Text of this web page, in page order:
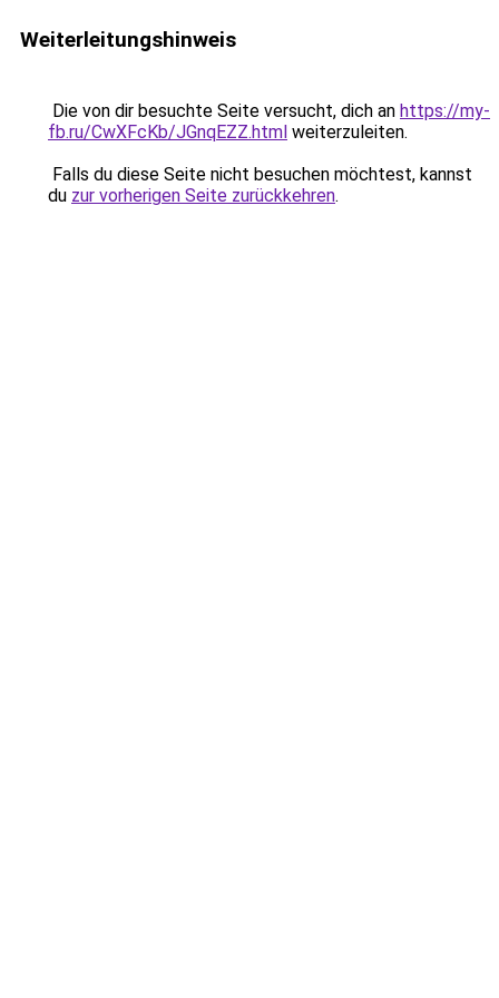
Weiterleitungshinweis
Die von dir besuchte Seite versucht, dich an https://my-
fb.ru/CwXFcKb/JGnqEZZ.html weiterzuleiten.
Falls du diese Seite nicht besuchen möchtest, kannst
du zur vorherigen Seite zurückkehren.